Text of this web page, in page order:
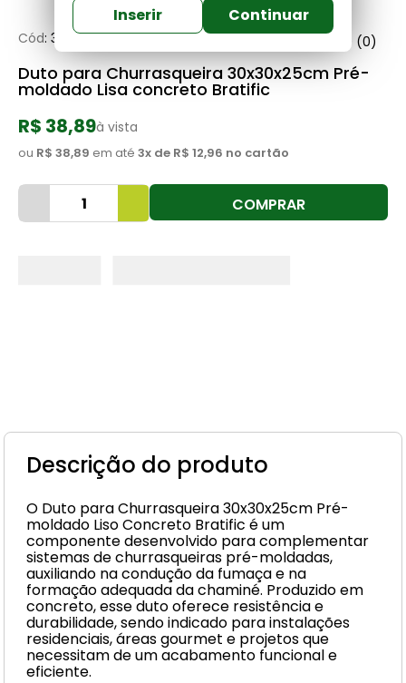
Inserir Continuar
Cód:384178 Bratific (0)
Duto para Churrasqueira 30x30x25cm Pré-
moldado Lisa concreto Bratific
R$ 38,89à vista
ou R$ 38,89 em até 3x de R$ 12,96 no cartão
COMPRAR
Descrição do produto
O Duto para Churrasqueira 30x30x25cm Pré-
moldado Liso Concreto Bratific é um
componente desenvolvido para complementar
sistemas de churrasqueiras pré-moldadas,
auxiliando na condução da fumaça e na
formação adequada da chaminé. Produzido em
concreto, esse duto oferece resistência e
durabilidade, sendo indicado para instalações
residenciais, áreas gourmet e projetos que
necessitam de um acabamento funcional e
eficiente.
5º
argamassa
º
7º
tinta
8 º
cimento
9º
torneira